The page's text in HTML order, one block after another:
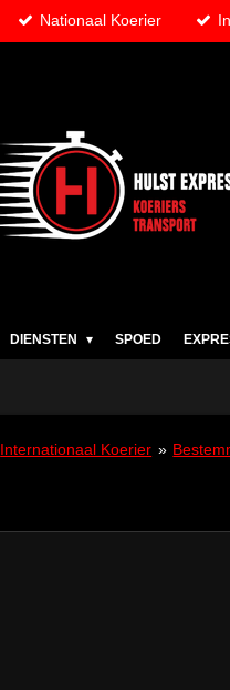
Nationaal Koerier
DIENSTEN SPOED
Internationaal Koerier »